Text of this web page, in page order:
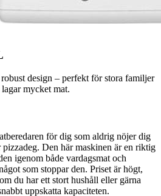
design – perfekt för stora familjer
mycket mat.
för dig som aldrig nöjer dig
pizzadeg. Den här maskinen är en riktig
igenom både vardagsmat och
som stoppar den. Priset är högt,
du har ett stort hushåll eller gärna
uppskatta kapaciteten.